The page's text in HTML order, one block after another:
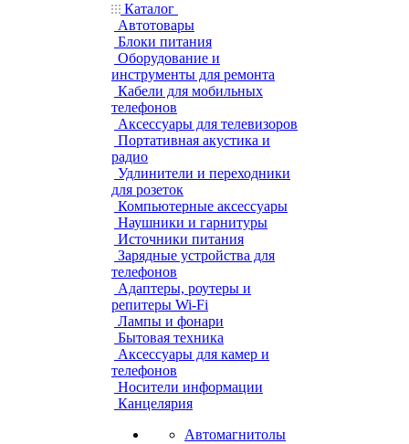
Каталог
Автотовары
Блоки питания
Оборудование и
инструменты для ремонта
Кабели для мобильных
телефонов
Аксессуары для телевизоров
Портативная акустика и
радио
Удлинители и переходники
для розеток
Компьютерные аксессуары
Наушники и гарнитуры
Источники питания
Зарядные устройства для
телефонов
Адаптеры, роутеры и
репитеры Wi-Fi
Лампы и фонари
Бытовая техника
Аксессуары для камер и
телефонов
Носители информации
Канцелярия
Автомагнитолы